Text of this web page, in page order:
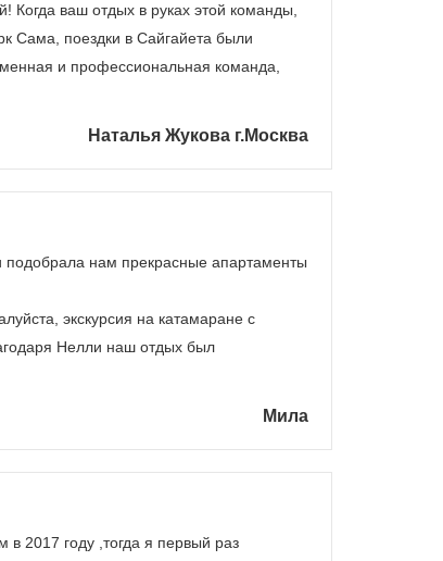
ваш отдых в руках этой команды,
Сама, поездки в Сайгайета были
и профессиональная команда,
Наталья Жукова г.Москва
нам прекрасные апартаменты
экскурсия на катамаране с
Нелли наш отдых был
Мила
в 2017 году ,тогда я первый раз